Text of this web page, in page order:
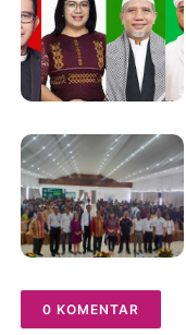
0 KOMENTAR